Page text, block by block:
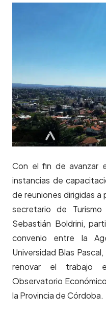
Con el fin de avanzar
instancias de
de reuniones dirigidas
secretario de
Sebastián Boldrini,
convenio entre la
Universidad Blas
renovar el trabajo
Observatorio
la Provincia de Córdoba.